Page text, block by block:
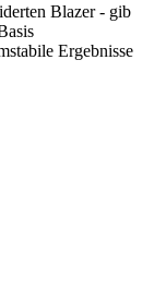
Blazer - gib
Ergebnisse